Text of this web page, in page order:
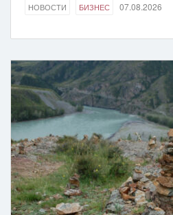
НОВОСТИ БИЗНЕС 07.08.2026